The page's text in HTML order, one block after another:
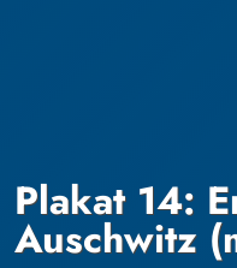
Plakat 14:
Auschwitz